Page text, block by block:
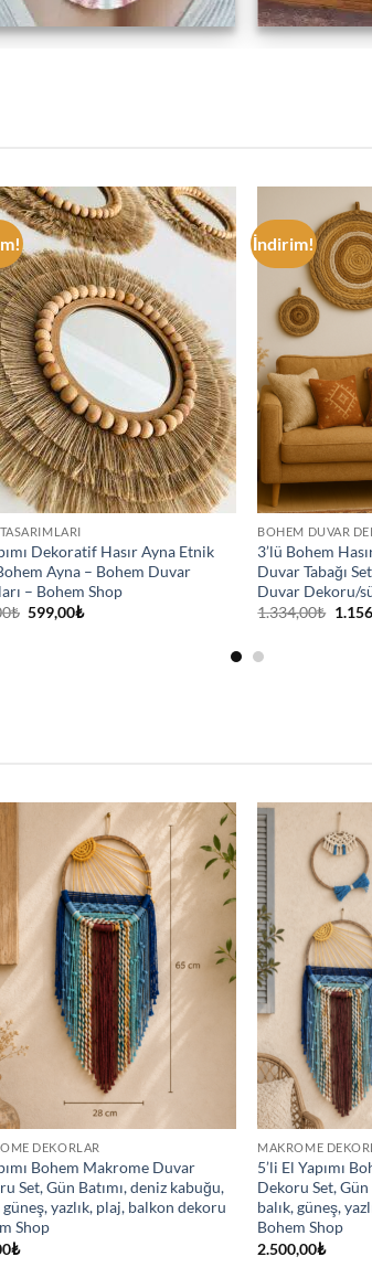
Dekoratif Hasır Ayna Etnik
Ayna – Bohem Duvar
– Bohem Shop
₺ Orijinal
fiyat:
599,00₺Şu
İndirim!
BOHEM DUVAR
3’lü Bohem
Duvar Tabağı
Duvar Dekoru/
1.334,00₺
DEKORLAR
Bohem Makrome Duvar
Set, Gün Batımı, deniz kabuğu,
güneş, yazlık, plaj, balkon dekoru
Shop
₺
MAKROME
5’li El Yapımı
Dekoru Set, Gün
balık, güneş,
Bohem Shop
2.500,00₺